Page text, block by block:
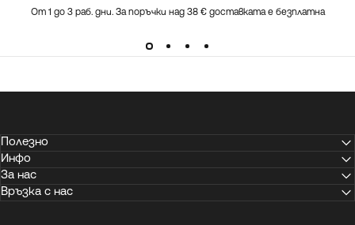
От 1 до 3 раб. дни. За поръчки над 38 € доставката е безплатна
Полезно
Инфо
За нас
Връзка с нас